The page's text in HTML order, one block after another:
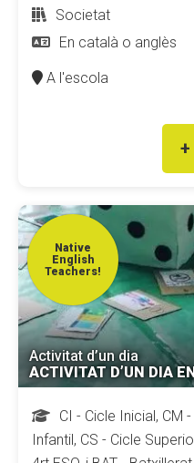
Societat
En català o anglès
A l'escola
Native
English
Teachers!
Activitat d’un dia
ACTIVITAT D’UN DIA
CI - Cicle Inicial, CM
Infantil, CS - Cicle